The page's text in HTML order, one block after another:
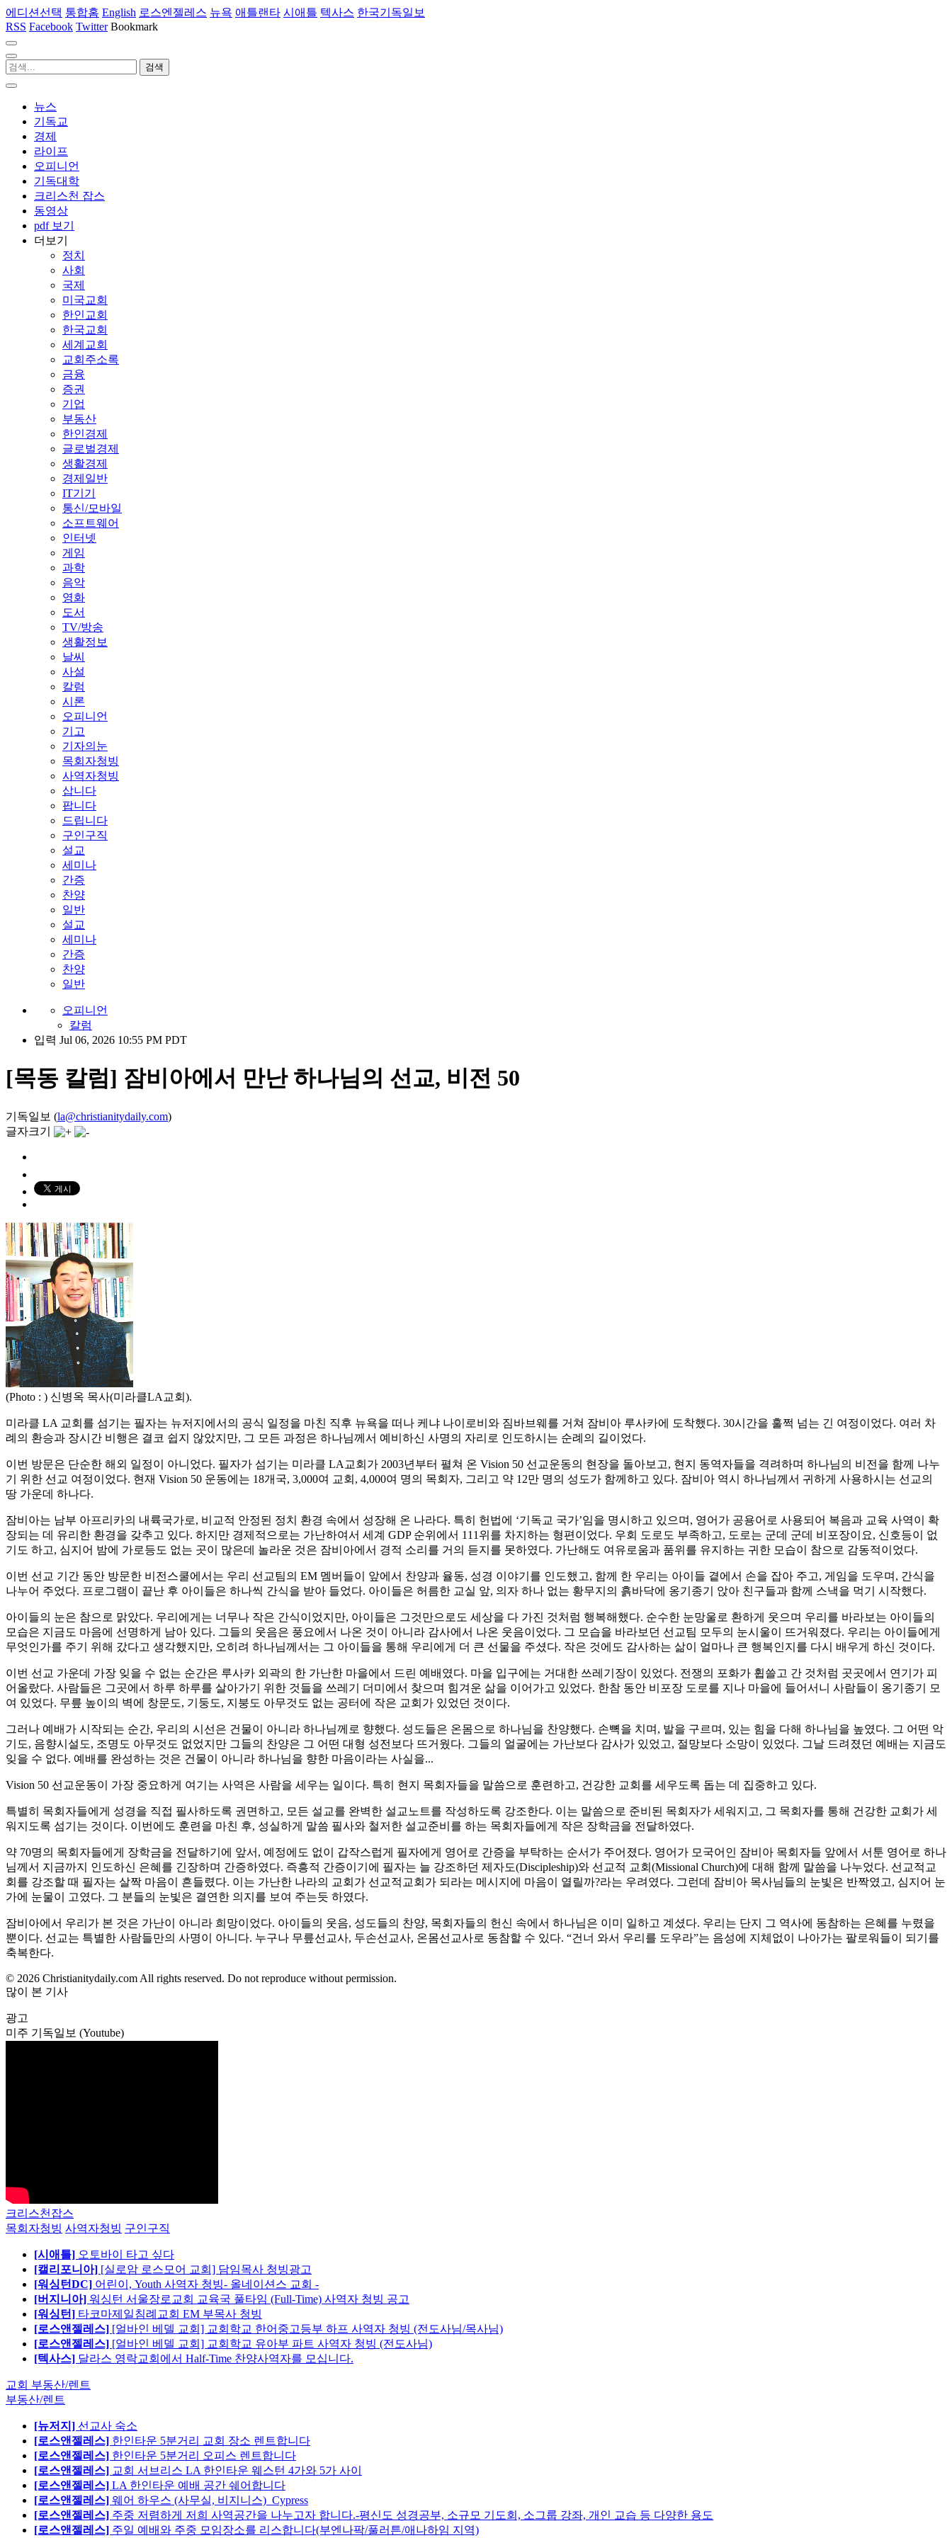
에디션선택 통합홈 English 로스엔젤레스 뉴욕 애틀랜타 시애틀 텍사스 한국기독일보
RSS Facebook Twitter Bookmark
뉴스
기독교
경제
라이프
오피니언
기독대학
크리스천 잡스
동영상
pdf 보기
더보기
정치
사회
국제
미국교회
한인교회
한국교회
세계교회
교회주소록
금융
증권
기업
부동산
한인경제
글로벌경제
생활경제
경제일반
IT기기
통신/모바일
소프트웨어
인터넷
게임
과학
음악
영화
도서
TV/방송
생활정보
날씨
사설
칼럼
시론
오피니언
기고
기자의눈
목회자청빙
사역자청빙
삽니다
팝니다
드립니다
구인구직
설교
세미나
간증
찬양
일반
설교
세미나
간증
찬양
일반
오피니언
칼럼
입력 Jul 06, 2026 10:55 PM PDT
[목동 칼럼] 잠비아에서 만난 하나님의 선교, 비전 50
기독일보 (la@christianitydaily.com)
글자크기
(Photo : ) 신병옥 목사(미라클LA교회).
미라클 LA 교회를 섬기는 필자는 뉴저지에서의 공식 일정을 마친 직후 뉴욕을 떠나 케냐 나이로비와 짐바브웨를 거쳐 잠비아 루사카에 도착했다. 30시간을 훌쩍 넘는 긴 여정이었다. 여러 차
례의 환승과 장시간 비행은 결코 쉽지 않았지만, 그 모든 과정은 하나님께서 예비하신 사명의 자리로 인도하시는 순례의 길이었다.
이번 방문은 단순한 해외 일정이 아니었다. 필자가 섬기는 미라클 LA교회가 2003년부터 펼쳐 온 Vision 50 선교운동의 현장을 돌아보고, 현지 동역자들을 격려하며 하나님의 비전을 함께 나누
기 위한 선교 여정이었다. 현재 Vision 50 운동에는 18개국, 3,000여 교회, 4,000여 명의 목회자, 그리고 약 12만 명의 성도가 함께하고 있다. 잠비아 역시 하나님께서 귀하게 사용하시는 선교의
땅 가운데 하나다.
잠비아는 남부 아프리카의 내륙국가로, 비교적 안정된 정치 환경 속에서 성장해 온 나라다. 특히 헌법에 ‘기독교 국가’임을 명시하고 있으며, 영어가 공용어로 사용되어 복음과 교육 사역이 확
장되는 데 유리한 환경을 갖추고 있다. 하지만 경제적으로는 가난하여서 세계 GDP 순위에서 111위를 차지하는 형편이었다. 우회 도로도 부족하고, 도로는 군데 군데 비포장이요, 신호등이 없
기도 하고, 심지어 밤에 가로등도 없는 곳이 많은데 놀라운 것은 잠비아에서 경적 소리를 거의 듣지를 못하였다. 가난해도 여유로움과 품위를 유지하는 귀한 모습이 참으로 감동적이었다.
이번 선교 기간 동안 방문한 비전스쿨에서는 우리 선교팀의 EM 멤버들이 앞에서 찬양과 율동, 성경 이야기를 인도했고, 함께 한 우리는 아이들 곁에서 손을 잡아 주고, 게임을 도우며, 간식을
나누어 주었다. 프로그램이 끝난 후 아이들은 하나씩 간식을 받아 들었다. 아이들은 허름한 교실 앞, 의자 하나 없는 황무지의 흙바닥에 옹기종기 앉아 친구들과 함께 스낵을 먹기 시작했다.
아이들의 눈은 참으로 맑았다. 우리에게는 너무나 작은 간식이었지만, 아이들은 그것만으로도 세상을 다 가진 것처럼 행복해했다. 순수한 눈망울로 환하게 웃으며 우리를 바라보는 아이들의
모습은 지금도 마음에 선명하게 남아 있다. 그들의 웃음은 풍요에서 나온 것이 아니라 감사에서 나온 웃음이었다. 그 모습을 바라보던 선교팀 모두의 눈시울이 뜨거워졌다. 우리는 아이들에게
무엇인가를 주기 위해 갔다고 생각했지만, 오히려 하나님께서는 그 아이들을 통해 우리에게 더 큰 선물을 주셨다. 작은 것에도 감사하는 삶이 얼마나 큰 행복인지를 다시 배우게 하신 것이다.
이번 선교 가운데 가장 잊을 수 없는 순간은 루사카 외곽의 한 가난한 마을에서 드린 예배였다. 마을 입구에는 거대한 쓰레기장이 있었다. 전쟁의 포화가 휩쓸고 간 것처럼 곳곳에서 연기가 피
어올랐다. 사람들은 그곳에서 하루 하루를 살아가기 위한 것들을 쓰레기 더미에서 찾으며 힘겨운 삶을 이어가고 있었다. 한참 동안 비포장 도로를 지나 마을에 들어서니 사람들이 옹기종기 모
여 있었다. 무릎 높이의 벽에 창문도, 기둥도, 지붕도 아무것도 없는 공터에 작은 교회가 있었던 것이다.
그러나 예배가 시작되는 순간, 우리의 시선은 건물이 아니라 하나님께로 향했다. 성도들은 온몸으로 하나님을 찬양했다. 손뼉을 치며, 발을 구르며, 있는 힘을 다해 하나님을 높였다. 그 어떤 악
기도, 음향시설도, 조명도 아무것도 없었지만 그들의 찬양은 그 어떤 대형 성전보다 뜨거웠다. 그들의 얼굴에는 가난보다 감사가 있었고, 절망보다 소망이 있었다. 그날 드려졌던 예배는 지금도
잊을 수 없다. 예배를 완성하는 것은 건물이 아니라 하나님을 향한 마음이라는 사실을...
Vision 50 선교운동이 가장 중요하게 여기는 사역은 사람을 세우는 일이다. 특히 현지 목회자들을 말씀으로 훈련하고, 건강한 교회를 세우도록 돕는 데 집중하고 있다.
특별히 목회자들에게 성경을 직접 필사하도록 권면하고, 모든 설교를 완벽한 설교노트를 작성하도록 강조한다. 이는 말씀으로 준비된 목회자가 세워지고, 그 목회자를 통해 건강한 교회가 세
워지도록 섬기는 것이다. 이번에도 훈련을 마친 후, 성실하게 말씀 필사와 철저한 설교준비를 하는 목회자들에게 작은 장학금을 전달하였다.
약 70명의 목회자들에게 장학금을 전달하기에 앞서, 예정에도 없이 갑작스럽게 필자에게 영어로 간증을 부탁하는 순서가 주어졌다. 영어가 모국어인 잠비아 목회자들 앞에서 서툰 영어로 하나
님께서 지금까지 인도하신 은혜를 긴장하며 간증하였다. 즉흥적 간증이기에 필자는 늘 강조하던 제자도(Discipleship)와 선교적 교회(Missional Church)에 대해 함께 말씀을 나누었다. 선교적교
회를 강조할 때 필자는 살짝 마음이 흔들렸다. 이는 가난한 나라의 교회가 선교적교회가 되라는 메시지에 마음이 열릴까?라는 우려였다. 그런데 잠비아 목사님들의 눈빛은 반짝였고, 심지어 눈
가에 눈물이 고였다. 그 분들의 눈빛은 결연한 의지를 보여 주는듯 하였다.
잠비아에서 우리가 본 것은 가난이 아니라 희망이었다. 아이들의 웃음, 성도들의 찬양, 목회자들의 헌신 속에서 하나님은 이미 일하고 계셨다. 우리는 단지 그 역사에 동참하는 은혜를 누렸을
뿐이다. 선교는 특별한 사람들만의 사명이 아니다. 누구나 무릎선교사, 두손선교사, 온몸선교사로 동참할 수 있다. “건너 와서 우리를 도우라”는 음성에 지체없이 나아가는 팔로워들이 되기를
축복한다.
© 2026 Christianitydaily.com All rights reserved. Do not reproduce without permission.
많이 본 기사
광고
미주 기독일보 (Youtube)
크리스천잡스
목회자청빙 사역자청빙 구인구직
[시애틀] 오토바이 타고 싶다
[캘리포니아] [실로암 로스모어 교회] 담임목사 청빙광고
[워싱턴DC] 어린이, Youth 사역자 청빙- 올네이션스 교회 -
[버지니아] 워싱턴 서울장로교회 교육국 풀타임 (Full-Time) 사역자 청빙 공고
[워싱턴] 타코마제일침례교회 EM 부목사 청빙
[로스앤젤레스] [얼바인 베델 교회] 교회학교 한어중고등부 하프 사역자 청빙 (전도사님/목사님)
[로스앤젤레스] [얼바인 베델 교회] 교회학교 유아부 파트 사역자 청빙 (전도사님)
[텍사스] 달라스 영락교회에서 Half-Time 찬양사역자를 모십니다.
교회 부동산/렌트
부동산/렌트
[뉴저지] 선교사 숙소
[로스앤젤레스] 한인타운 5분거리 교회 장소 렌트합니다
[로스앤젤레스] 한인타운 5분거리 오피스 렌트합니다
[로스앤젤레스] 교회 서브리스 LA 한인타운 웨스턴 4가와 5가 사이
[로스앤젤레스] LA 한인타운 예배 공간 쉐어합니다
[로스앤젤레스] 웨어 하우스 (사무실, 비지니스)_Cypress
[로스앤젤레스] 주중 저렴하게 저희 사역공간을 나누고자 합니다.-평신도 성경공부, 소규모 기도회, 소그룹 강좌, 개인 교습 등 다양한 용도
[로스앤젤레스] 주일 예배와 주중 모임장소를 리스합니다(부엔나팍/풀러튼/애나하임 지역)